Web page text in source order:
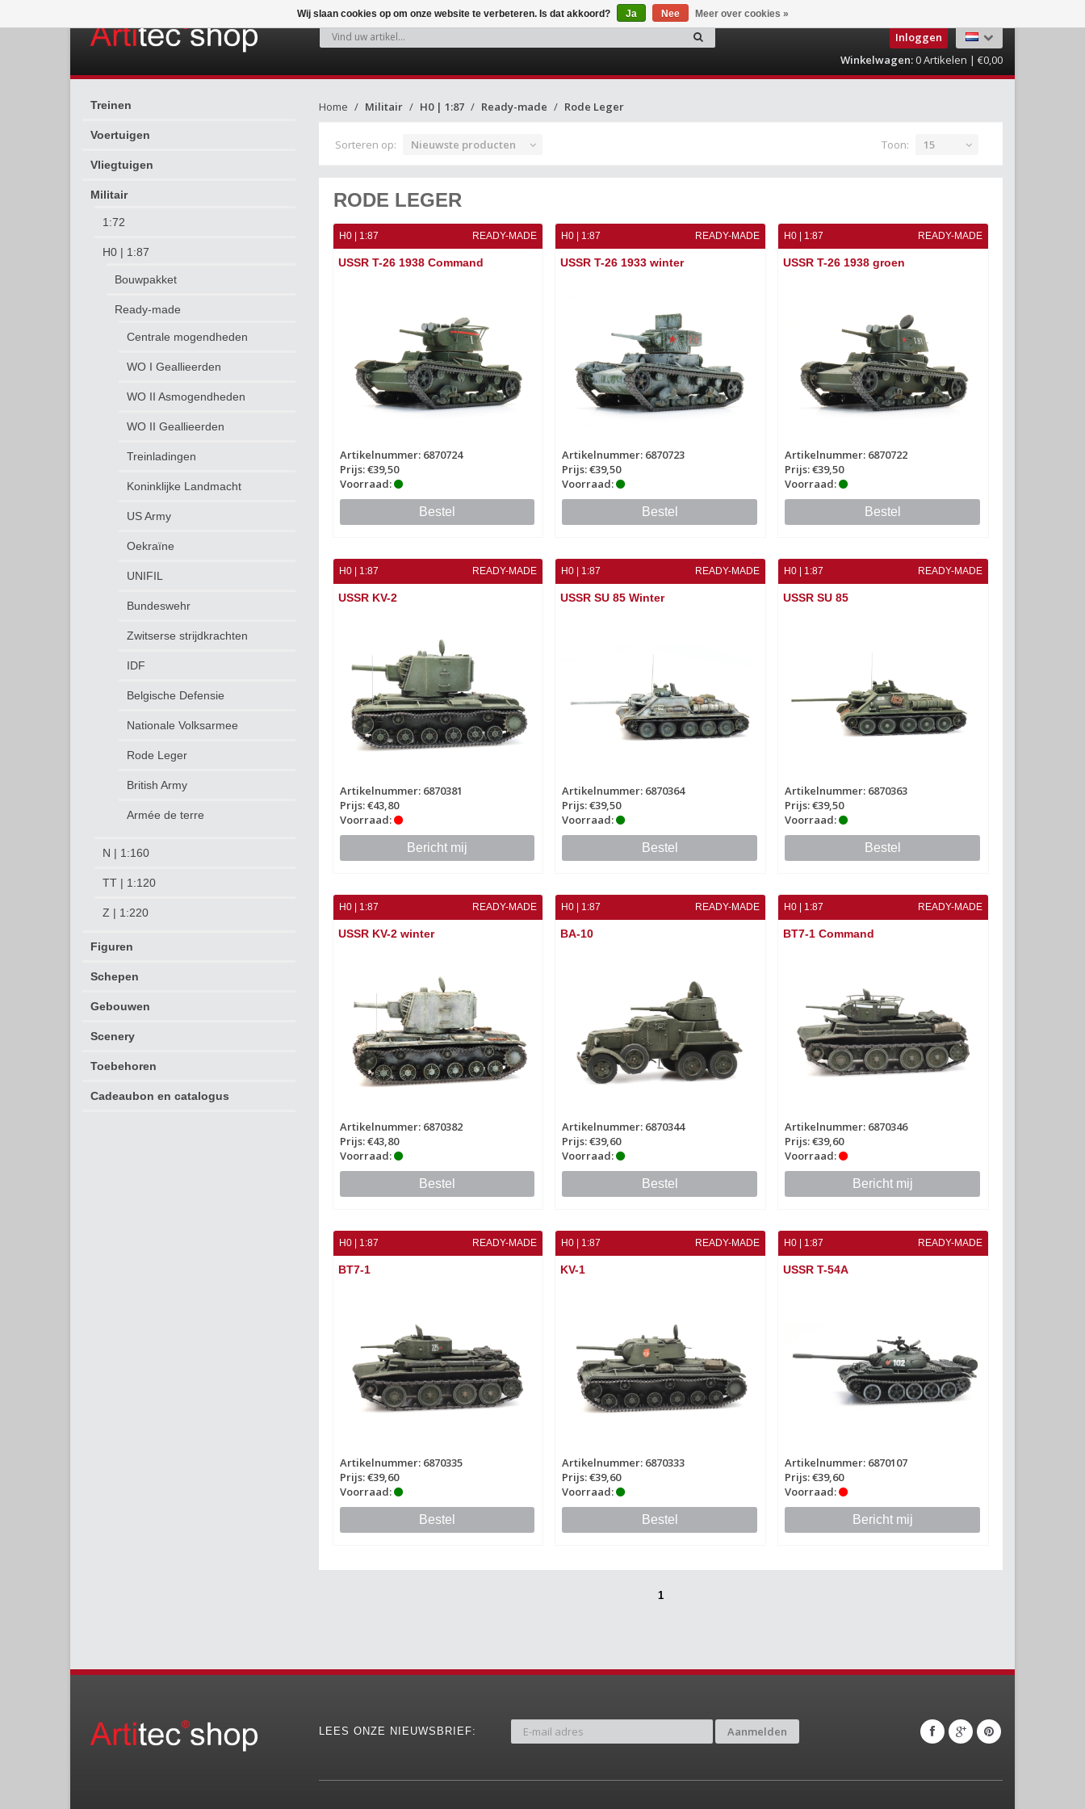
Inloggen
Winkelwagen:0Artikelen | €0,00
Treinen
Voertuigen
Vliegtuigen
Militair
1:72
H0 | 1:87
Bouwpakket
Ready-made
Centrale mogendheden
WO I Geallieerden
WO II Asmogendheden
WO II Geallieerden
Treinladingen
Koninklijke Landmacht
US Army
Oekraïne
UNIFIL
Bundeswehr
Zwitserse strijdkrachten
IDF
Belgische Defensie
Nationale Volksarmee
Rode Leger
British Army
Armée de terre
N | 1:160
TT | 1:120
Z | 1:220
Figuren
Schepen
Gebouwen
Scenery
Toebehoren
Cadeaubon en catalogus
Home Militair H0 | 1:87 Ready-made Rode Leger
Sorteren op: Nieuwste producten Toon: 15
RODE LEGER
H0 | 1:87 READY-MADE
USSR T-26 1938 Command
Artikelnummer: 6870724
Prijs: €39,50
Voorraad:
Bestel
H0 | 1:87 READY-MADE
USSR T-26 1933 winter
Artikelnummer: 6870723
Prijs: €39,50
Voorraad:
Bestel
H0 | 1:87 READY-MADE
USSR T-26 1938 groen
Artikelnummer: 6870722
Prijs: €39,50
Voorraad:
Bestel
H0 | 1:87 READY-MADE
USSR KV-2
Artikelnummer: 6870381
Prijs: €43,80
Voorraad:
Bericht mij
H0 | 1:87 READY-MADE
USSR SU 85 Winter
Artikelnummer: 6870364
Prijs: €39,50
Voorraad:
Bestel
H0 | 1:87 READY-MADE
USSR SU 85
Artikelnummer: 6870363
Prijs: €39,50
Voorraad:
Bestel
H0 | 1:87 READY-MADE
USSR KV-2 winter
Artikelnummer: 6870382
Prijs: €43,80
Voorraad:
Bestel
H0 | 1:87 READY-MADE
BA-10
Artikelnummer: 6870344
Prijs: €39,60
Voorraad:
Bestel
H0 | 1:87 READY-MADE
BT7-1 Command
Artikelnummer: 6870346
Prijs: €39,60
Voorraad:
Bericht mij
H0 | 1:87 READY-MADE
BT7-1
Artikelnummer: 6870335
Prijs: €39,60
Voorraad:
Bestel
H0 | 1:87 READY-MADE
KV-1
Artikelnummer: 6870333
Prijs: €39,60
Voorraad:
Bestel
H0 | 1:87 READY-MADE
USSR T-54A
Artikelnummer: 6870107
Prijs: €39,60
Voorraad:
Bericht mij
1
LEES ONZE NIEUWSBRIEF: Aanmelden
Wij slaan cookies op om onze website te verbeteren. Is dat akkoord? Ja Nee Meer over cookies »